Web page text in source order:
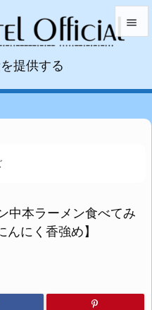
提供する


検索
中本ラーメン食べてみ
にく香強め】